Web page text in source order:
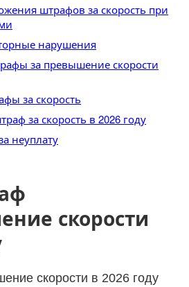
штрафов за скорость при
нарушения
за превышение скорости
за скорость
за скорость в 2026 году
неуплату
скорости
скорости в 2026 году